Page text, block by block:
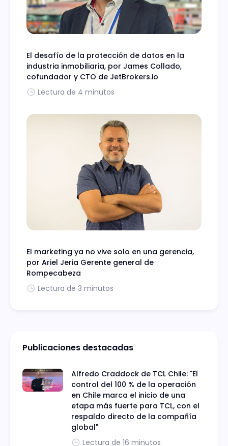
El desafío de la protección de datos en la
industria inmobiliaria, por James Collado,
cofundador y CTO de JetBrokers.io
Lectura de 4 minutos
El marketing ya no vive solo en una gerencia,
por Ariel Jeria Gerente general de
Rompecabeza
Lectura de 3 minutos
Publicaciones destacadas
Alfredo Craddock de TCL Chile: "El
control del 100 % de la operación
en Chile marca el inicio de una
etapa más fuerte para TCL, con el
respaldo directo de la compañía
global"
Lectura de 16 minutos